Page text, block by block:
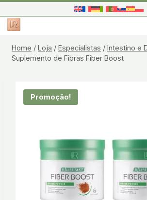
to
content
Home / Loja / Especialistas / Intestino e
Suplemento de Fibras Fiber Boost
Promoção!